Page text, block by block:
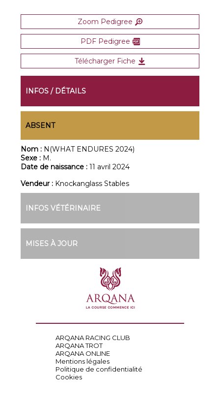
Zoom Pedigree
PDF Pedigree
Télécharger Fiche
INFOS / DÉTAILS
ABSENT
Nom : N(WHAT ENDURES 2024)
Sexe : M.
Date de naissance :11 avril 2024
Vendeur : Knockanglass Stables
INFOS VÉTÉRINAIRE
MISES À JOUR
ARQANA RACING CLUB
ARQANA TROT
ARQANA ONLINE
Mentions légales
Politique de confidentialité
Cookies